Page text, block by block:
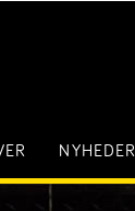
NYHEDER